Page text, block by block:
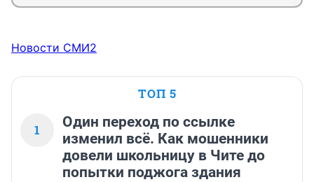
Новости СМИ2
ТОП 5
1
Один переход по ссылке
изменил всё. Как мошенники
довели школьницу в Чите до
попытки поджога здания